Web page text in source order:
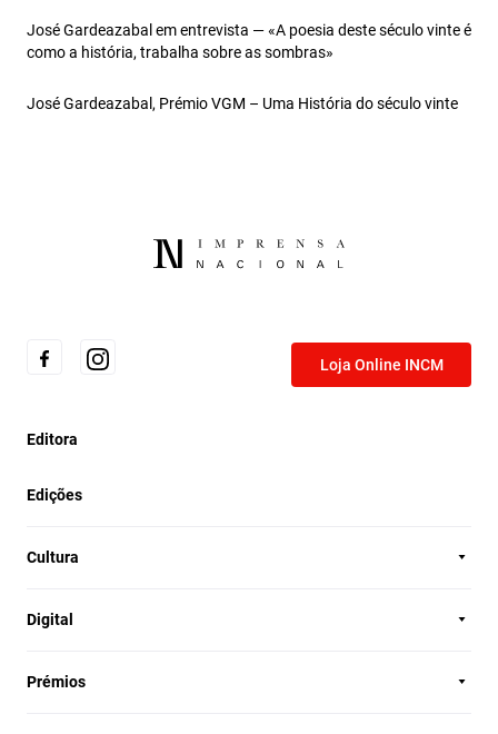
José Gardeazabal em entrevista — «A poesia deste século vinte é
como a história, trabalha sobre as sombras»
José Gardeazabal, Prémio VGM – Uma História do século vinte
Loja Online INCM
Editora
Edições
Cultura
Digital
Prémios